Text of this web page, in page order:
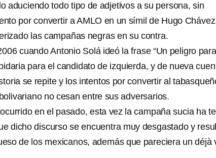
aduciendo todo tipo de adjetivos a su persona, sin
por convertir a AMLO en un símil de Hugo
las campañas negras en su contra.
cuando Antonio Solá ideó la frase “Un peligro para
para el candidato de izquierda, y de nueva
se repite y los intentos por convertir al
no cesan entre sus adversarios.
en el pasado, esta vez la campaña sucia ha
dicho discurso se encuentra muy desgastado y
de los mexicanos, además que pareciera un déjà